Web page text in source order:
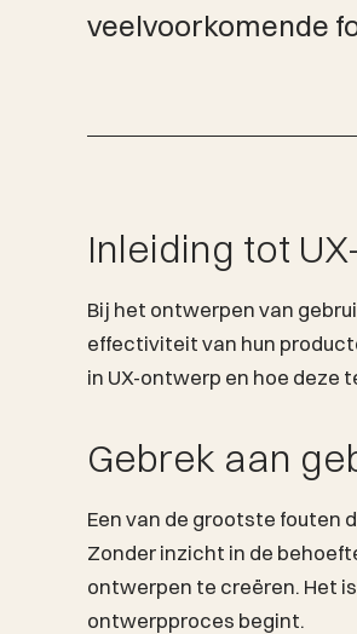
veelvoorkomende
Inleiding tot
Bij het ontwerpen van
effectiviteit van hun
in UX-ontwerp en hoe deze
Gebrek aan
Een van de grootste fouten
Zonder inzicht in de
ontwerpen te creëren. Het
ontwerpproces begint.